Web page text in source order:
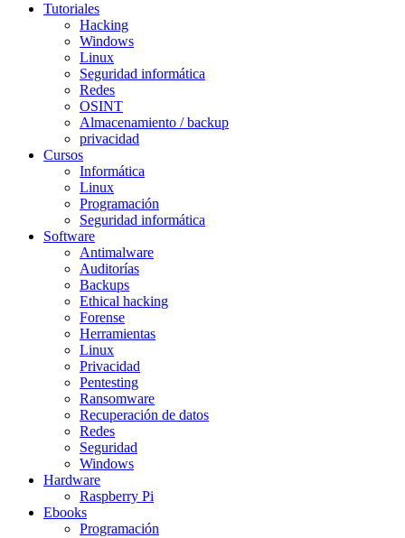
Tutoriales
Hacking
Windows
Linux
Seguridad informática
Redes
OSINT
Almacenamiento / backup
privacidad
Cursos
Informática
Linux
Programación
Seguridad informática
Software
Antimalware
Auditorías
Backups
Ethical hacking
Forense
Herramientas
Linux
Privacidad
Pentesting
Ransomware
Recuperación de datos
Redes
Seguridad
Windows
Hardware
Raspberry Pi
Ebooks
Programación